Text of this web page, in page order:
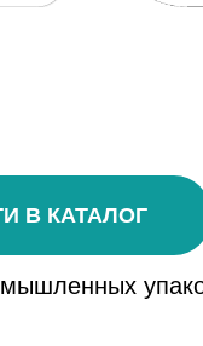
В КАТАЛОГ